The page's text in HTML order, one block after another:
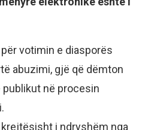
votimin e diasporës
abuzimi, gjë që dëmton
në procesin
i ndryshëm nga